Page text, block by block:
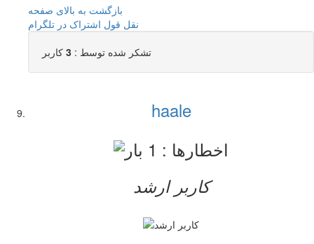
بازگشت به بالای صفحه
نقل قول اشتراک در تلگرام
تشکر شده توسط : 3 کاربر
haale
کاربر ارشد